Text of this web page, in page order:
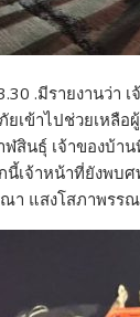
.มีรายงานว่า
ยเข้าไปช่วยเหลื
ฬสินธุ์ เจ้าของบ้า
นี้เจ้าหน้าที่ยังพบ
า แสงโสภาพรร